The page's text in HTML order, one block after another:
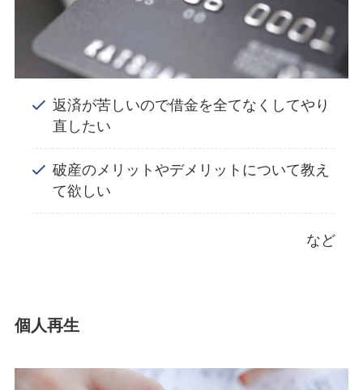
返済が苦しいので借金を全てなくしてやり
直したい
破産のメリットやデメリットについて教え
て欲しい
など
個人再生